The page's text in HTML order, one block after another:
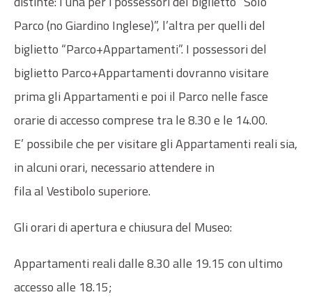
Parco (no Giardino Inglese)”, l’altra per quelli del
biglietto “Parco+Appartamenti”. I possessori del
biglietto Parco+Appartamenti dovranno visitare
prima gli Appartamenti e poi il Parco nelle fasce
orarie di accesso comprese tra le 8.30 e le 14.00.
E’ possibile che per visitare gli Appartamenti reali sia,
in alcuni orari, necessario attendere in
fila al Vestibolo superiore.
Gli orari di apertura e chiusura del Museo:
Appartamenti reali dalle 8.30 alle 19.15 con ultimo
accesso alle 18.15;